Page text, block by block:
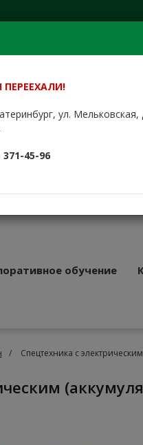
обучение
Спецтехника с
ул.
45-96